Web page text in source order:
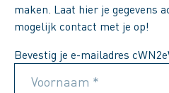
maken. Laat hier je gegevens
mogelijk contact met je op!
Bevestig je e-mailadres
Voornaam *